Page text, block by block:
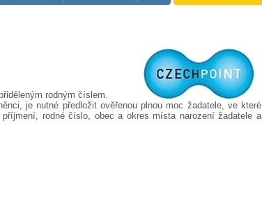
rodným číslem.
je nutné předložit ověřenou plnou moc žadatele, ve které
rodné číslo, obec a okres místa narození žadatele a